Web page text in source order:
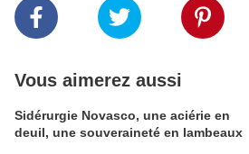
Vous aimerez aussi
Sidérurgie Novasco, une aciérie en
deuil, une souveraineté en lambeaux